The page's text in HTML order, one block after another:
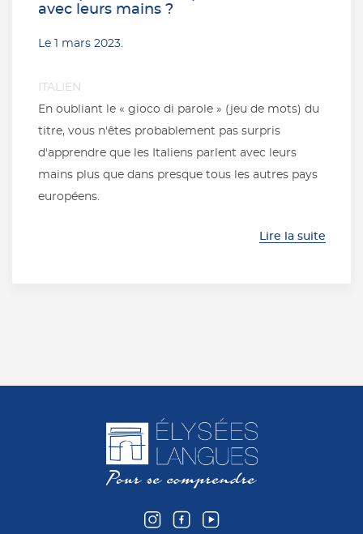
avec leurs mains ?
Le 1 mars 2023.
ITALIEN
En oubliant le « gioco di parole » (jeu de mots) du
titre, vous n'êtes probablement pas surpris
d'apprendre que les Italiens parlent avec leurs
mains plus que dans presque tous les autres pays
européens.
Lire la suite